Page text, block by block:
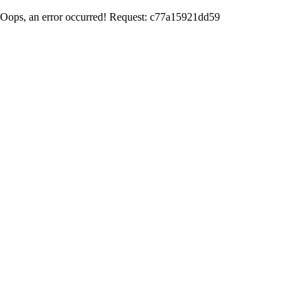
Oops, an error occurred! Request: c77a15921dd59